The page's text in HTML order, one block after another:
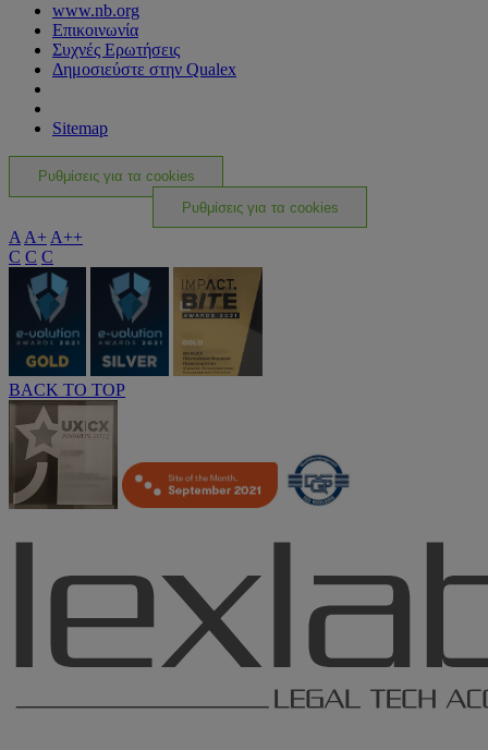
www.nb.org
Επικοινωνία
Συχνές Ερωτήσεις
Δημοσιεύστε στην Qualex
Sitemap
Ρυθμίσεις για τα cookies
Ρυθμίσεις για τα cookies
A A+ A++
C C C
BACK TO TOP